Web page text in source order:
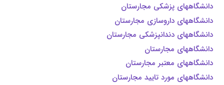
دانشگاههای پزشکی مجارستان
دانشگاههای داروسازی مجارستان
دانشگاههای دندانپزشکی مجارستان
دانشگاههای مجارستان
دانشگاههای معتبر مجارستان
دانشگاههای مورد تایيد مجارستان